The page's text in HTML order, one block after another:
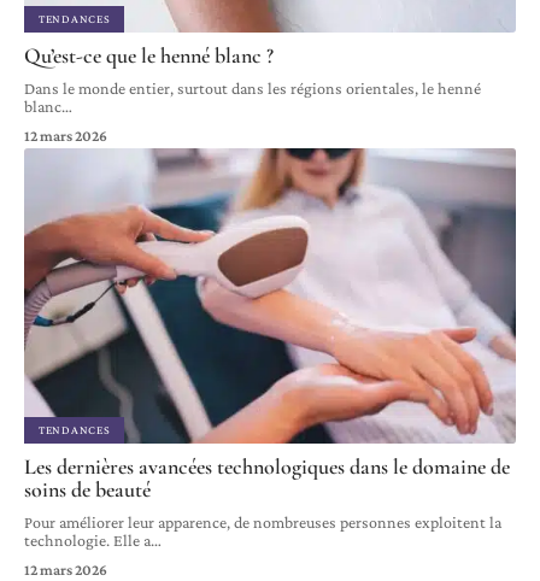
TENDANCES
Qu’est-ce que le henné blanc ?
Dans le monde entier, surtout dans les régions orientales, le henné
blanc…
12 mars 2026
TENDANCES
Les dernières avancées technologiques dans le domaine de
soins de beauté
Pour améliorer leur apparence, de nombreuses personnes exploitent la
technologie. Elle a…
12 mars 2026